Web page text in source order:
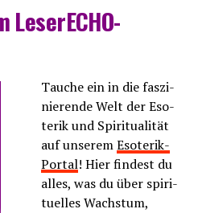
LeserECHO-
Tau­che ein in die fas­zi­
nie­ren­de Welt der Eso­
te­rik und Spi­ri­tua­li­tät
auf unse­remEso­te­rik-
Por­tal! Hier fin­dest du
alles, was du über spi­ri­
tu­el­les Wachs­tum,